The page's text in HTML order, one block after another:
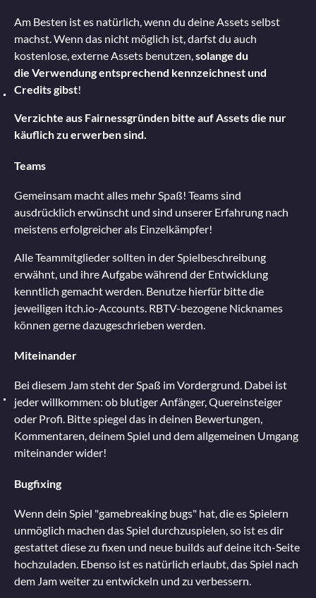
Am Besten ist es natürlich, wenn du deine Assets selbst
machst. Wenn das nicht möglich ist, darfst du auch
kostenlose, externe Assets benutzen,solange du
die Verwendung entsprechend kennzeichnest und
Credits gibst!
Verzichte aus Fairnessgründen bitte auf Assets die nur
käuflich zu erwerben sind.
Teams
Gemeinsam macht alles mehr Spaß! Teams sind
ausdrücklich erwünscht und sind unserer Erfahrung nach
meistens erfolgreicher als Einzelkämpfer!
Alle Teammitglieder sollten in der Spielbeschreibung
erwähnt, und ihre Aufgabe während der Entwicklung
kenntlich gemacht werden. Benutze hierfür bitte die
jeweiligen itch.io-Accounts. RBTV-bezogene Nicknames
können gerne dazugeschrieben werden.
Miteinander
Bei diesem Jam steht der Spaß im Vordergrund. Dabei ist
jeder willkommen: ob blutiger Anfänger, Quereinsteiger
oder Profi. Bitte spiegel das in deinen Bewertungen,
Kommentaren, deinem Spiel und dem allgemeinen Umgang
miteinander wider!
Bugfixing
Wenn dein Spiel "gamebreaking bugs" hat, die es Spielern
unmöglich machen das Spiel durchzuspielen, so ist es dir
gestattet diese zu fixen und neue builds auf deine itch-Seite
hochzuladen. Ebenso ist es natürlich erlaubt, das Spiel nach
dem Jam weiter zu entwickeln und zu verbessern.